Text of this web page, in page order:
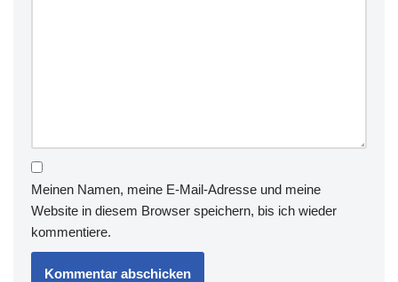
Meinen Namen, meine E-Mail-Adresse und meine
Website in diesem Browser speichern, bis ich wieder
kommentiere.